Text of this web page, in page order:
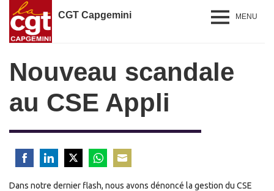
CGT Capgemini MENU
Nouveau scandale
au CSE Appli
on
on
on
on
on
Dans notre dernier flash, nous avons dénoncé la gestion du CSE